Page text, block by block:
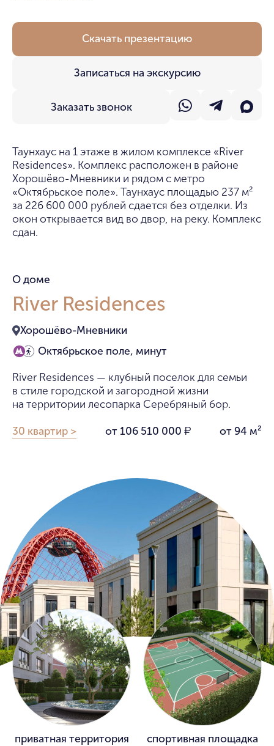
Заказать звонок
Записаться на экскурсию
Скачать презентацию
Таунхаус на 1 этаже в жилом комплексе «River
Residences». Комплекс расположен в районе
Хорошёво-Мневники и рядом с метро
«Октябрьское поле». Таунхаус площадью 237 м²
за 226 600 000 рублей сдается без отделки. Из
окон открывается вид во двор, на реку. Комплекс
сдан.
О доме
River Residences
Хорошёво-Мневники
Октябрьское поле, минут
River Residences — клубный поселок для семьи
в стиле городской и загородной жизни
на территории лесопарка Серебряный бор.
30 квартир > от 106 510 000 ₽ от 94 м²
приватная территория спортивная площадка